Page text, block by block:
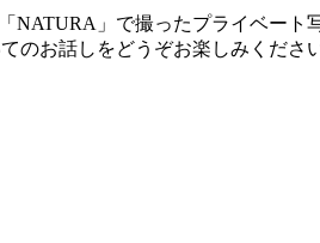
NATURA」で撮ったプライベート
のお話しをどうぞお楽しみください